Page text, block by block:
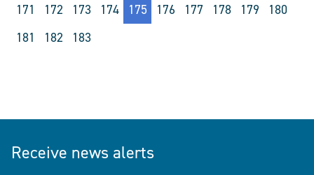
171
172 173 174 175 176 177 178 179
180
181
182 183
Receive news alerts